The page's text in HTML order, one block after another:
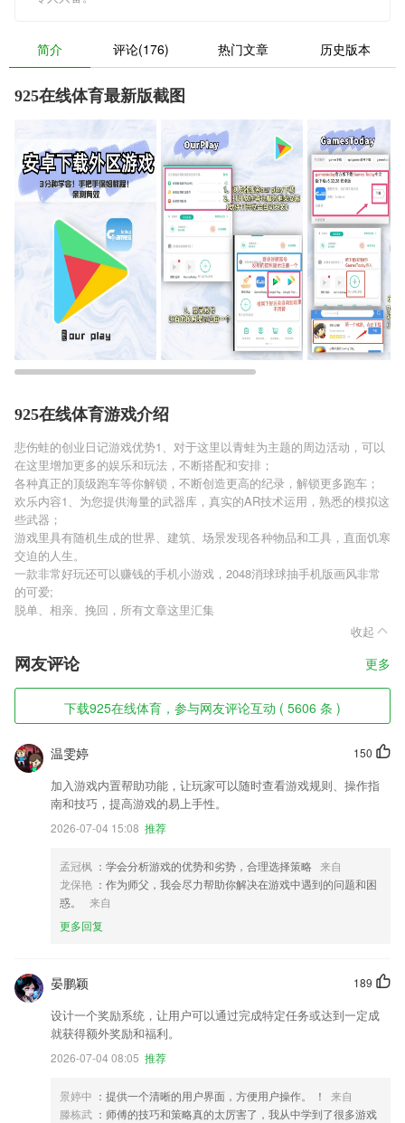
简介 评论(176) 热门文章 历史版本
925在线体育最新版截图
925在线体育游戏介绍
悲伤蛙的创业日记游戏优势1、对于这里以青蛙为主题的周边活动，可以
在这里增加更多的娱乐和玩法，不断搭配和安排；
各种真正的顶级跑车等你解锁，不断创造更高的纪录，解锁更多跑车；
欢乐内容1、为您提供海量的武器库，真实的AR技术运用，熟悉的模拟这
些武器；
游戏里具有随机生成的世界、建筑、场景发现各种物品和工具，直面饥寒
交迫的人生。
一款非常好玩还可以赚钱的手机小游戏，2048消球球抽手机版画风非常
的可爱;
脱单、相亲、挽回，所有文章这里汇集
收起
网友评论 更多
下载925在线体育，参与网友评论互动 ( 5606 条 )
150
温雯婷
加入游戏内置帮助功能，让玩家可以随时查看游戏规则、操作指
南和技巧，提高游戏的易上手性。
2026-07-04 15:08 推荐
孟冠枫 ：学会分析游戏的优势和劣势，合理选择策略 来自
龙保艳 ：作为师父，我会尽力帮助你解决在游戏中遇到的问题和困
惑。
来自
更多回复
189
晏鹏颖
设计一个奖励系统，让用户可以通过完成特定任务或达到一定成
就获得额外奖励和福利。
2026-07-04 08:05 推荐
景婷中 ：提供一个清晰的用户界面，方便用户操作。 ！
来自
滕栋武 ：师傅的技巧和策略真的太厉害了，我从中学到了很多游戏